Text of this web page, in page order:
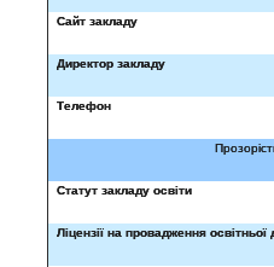
Сайт закладу
Директор закладу
Телефон
Статут закладу освіти
Ліцензії на провадження освітньої